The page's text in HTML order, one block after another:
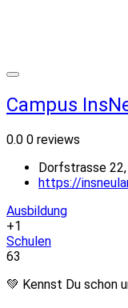
Campus
0.0 0 reviews
Dorfstrasse
https://
Ausbildung
+1
Schulen
63
💚 Kennst Du schon